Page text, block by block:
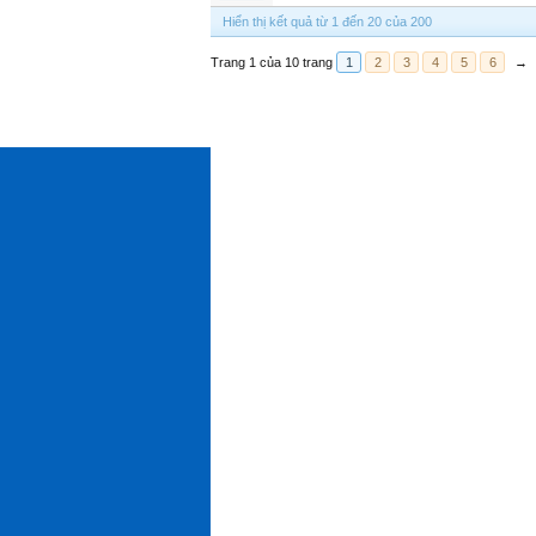
Hiển thị kết quả từ 1 đến 20 của 200
Trang 1 của 10 trang 1 2 3 4 5 6 →